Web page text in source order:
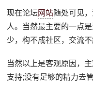
现在论坛网站随处可见
人。当然最主要的一点
少，构不成社区，交流不
当然以上是客观原因，
支持;没有足够的精力去